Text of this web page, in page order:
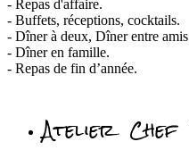
- Repas d'affaire.
- Buffets, réceptions, cocktails.
- Dîner à deux, Dîner entre
- Dîner en famille.
- Repas de fin d’année.
Atelier Chef